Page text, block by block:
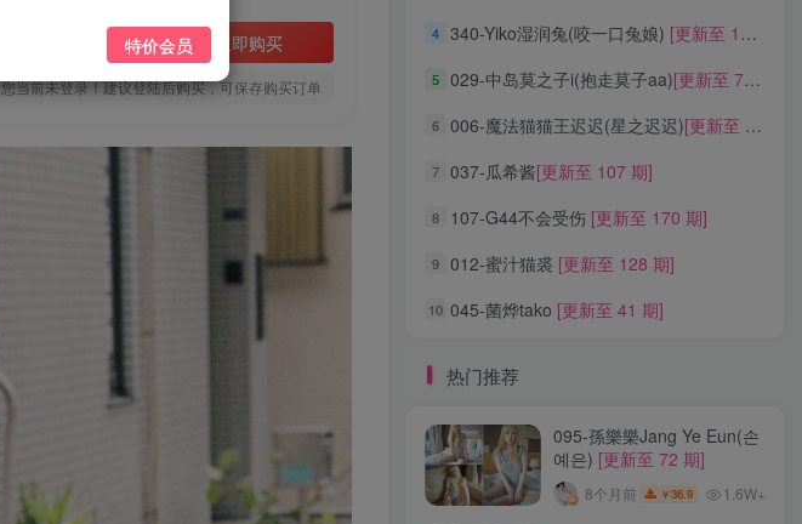
立即购买
您当前未登录！建议登陆后购买，可保存购买订单
4 340-Yiko湿润兔(咬一口兔娘) [更新至 136 期]
5 029-中岛莫之子i(抱走莫子aa)[更新至 76 期]
6 006-魔法猫猫王迟迟(星之迟迟)[更新至 320 期]
7 037-瓜希酱[更新至 107 期]
8 107-G44不会受伤 [更新至 170 期]
9 012-蜜汁猫裘 [更新至 128 期]
10 045-菌烨tako [更新至 41 期]
热门推荐
095-孫樂樂Jang Ye Eun(손
예은) [更新至 72 期]
8个月前 ￥36.9 1.6W+
4 340-Yiko湿润兔(咬一口兔娘) [更新至 136 期]
5 029-中岛莫之子i(抱走莫子aa)[更新至 76 期]
6 006-魔法猫猫王迟迟(星之迟迟)[更新至 320 期]
7 037-瓜希酱[更新至 107 期]
8 107-G44不会受伤 [更新至 170 期]
9 012-蜜汁猫裘 [更新至 128 期]
10 045-菌烨tako [更新至 41 期]
标签云
龙年活动 龙宫地狱 龙娘图鉴
龙娘
龙姬
龙华妃咲JK
龙华妃咲cos
龙华妃咲
黛尔 黑龙贯通
黑黑麦
特价会员